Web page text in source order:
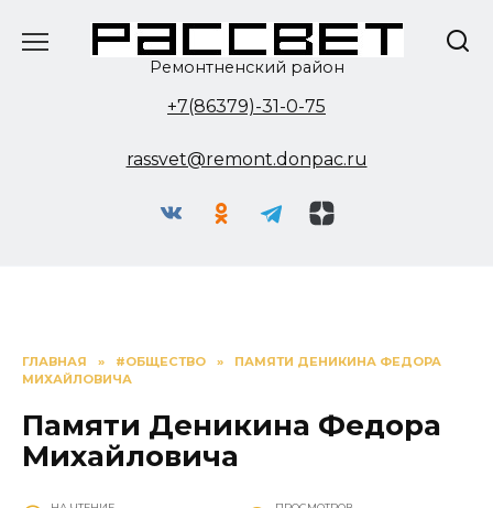
Ремонтненский район
+7(86379)-31-0-75
rassvet@remont.donpac.ru
ГЛАВНАЯ » #ОБЩЕСТВО »
ПАМЯТИ ДЕНИКИНА ФЕДОРА
МИХАЙЛОВИЧА
Памяти Деникина Федора
Михайловича